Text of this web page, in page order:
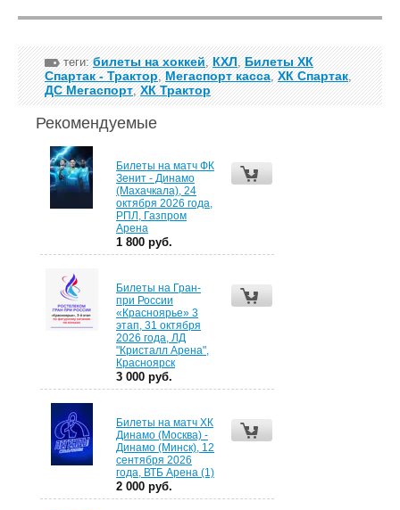
теги:билеты на хоккей,КХЛ,Билеты ХК
Спартак - Трактор,Мегаспорт касса,ХК Спартак,
ДС Мегаспорт,ХК Трактор
Рекомендуемые
Билеты на матч ФК
Зенит - Динамо
(Махачкала), 24
октября 2026 года,
РПЛ, Газпром
Арена
1 800 руб.
Билеты на Гран-
при России
«Красноярье» 3
этап, 31 октября
2026 года, ЛД
"Кристалл Арена",
Красноярск
3 000 руб.
Билеты на матч ХК
Динамо (Москва) -
Динамо (Минск), 12
сентября 2026
года, ВТБ Арена (1)
2 000 руб.